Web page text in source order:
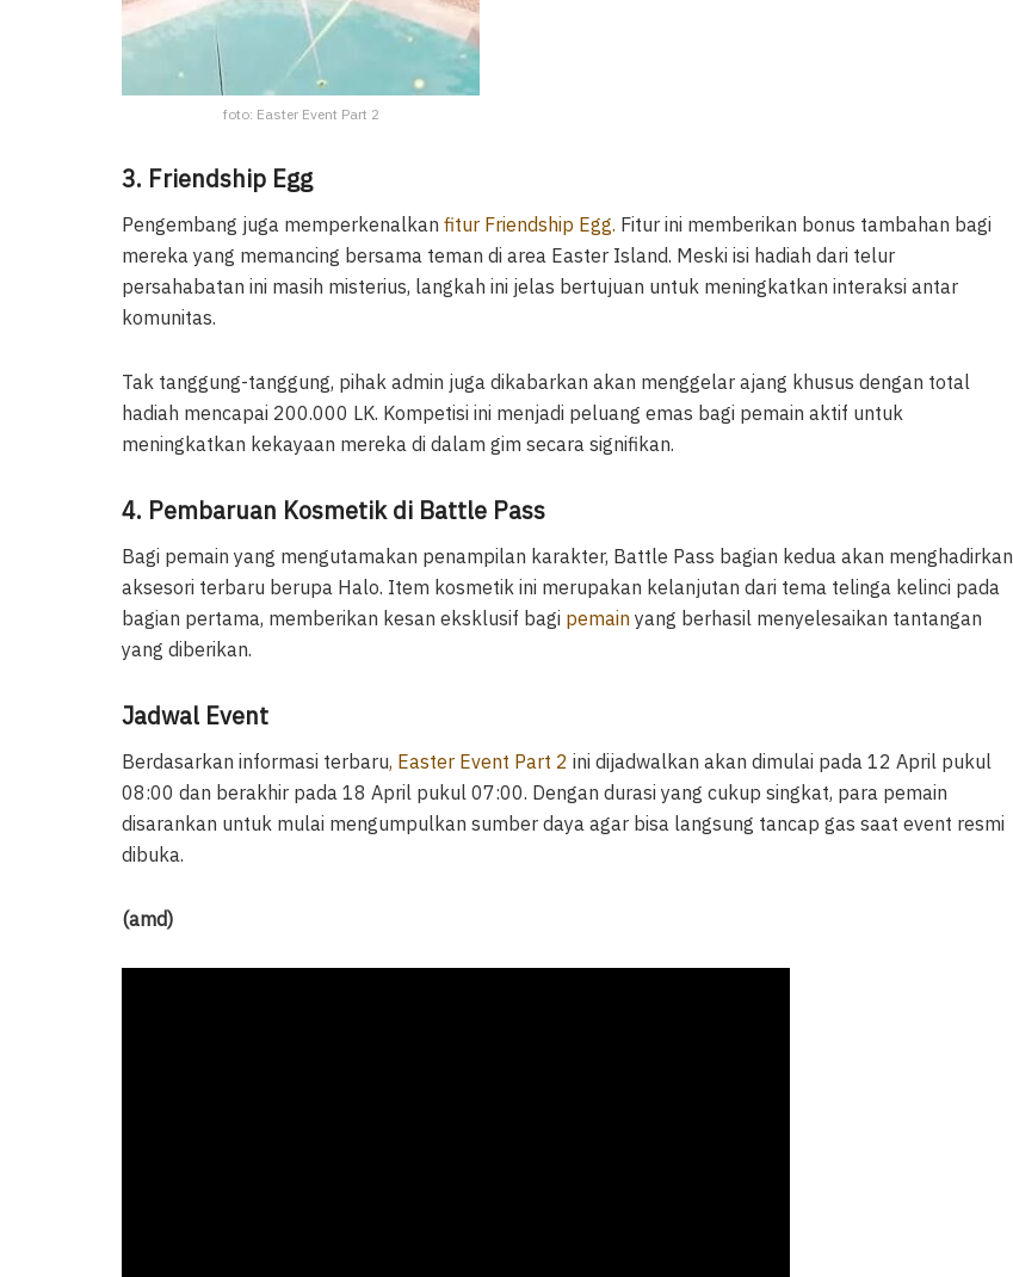
foto: Easter Event Part 2
3. Friendship Egg
Pengembang juga memperkenalkan fitur Friendship Egg. Fitur ini memberikan bonus tambahan bagi
mereka yang memancing bersama teman di area Easter Island. Meski isi hadiah dari telur
persahabatan ini masih misterius, langkah ini jelas bertujuan untuk meningkatkan interaksi antar
komunitas.
Tak tanggung-tanggung, pihak admin juga dikabarkan akan menggelar ajang khusus dengan total
hadiah mencapai 200.000 LK. Kompetisi ini menjadi peluang emas bagi pemain aktif untuk
meningkatkan kekayaan mereka di dalam gim secara signifikan.
4. Pembaruan Kosmetik di Battle Pass
Bagi pemain yang mengutamakan penampilan karakter, Battle Pass bagian kedua akan menghadirkan
aksesori terbaru berupa Halo. Item kosmetik ini merupakan kelanjutan dari tema telinga kelinci pada
bagian pertama, memberikan kesan eksklusif bagi pemain yang berhasil menyelesaikan tantangan
yang diberikan.
Jadwal Event
Berdasarkan informasi terbaru, Easter Event Part 2 ini dijadwalkan akan dimulai pada 12 April pukul
08:00 dan berakhir pada 18 April pukul 07:00. Dengan durasi yang cukup singkat, para pemain
disarankan untuk mulai mengumpulkan sumber daya agar bisa langsung tancap gas saat event resmi
dibuka.
(amd)